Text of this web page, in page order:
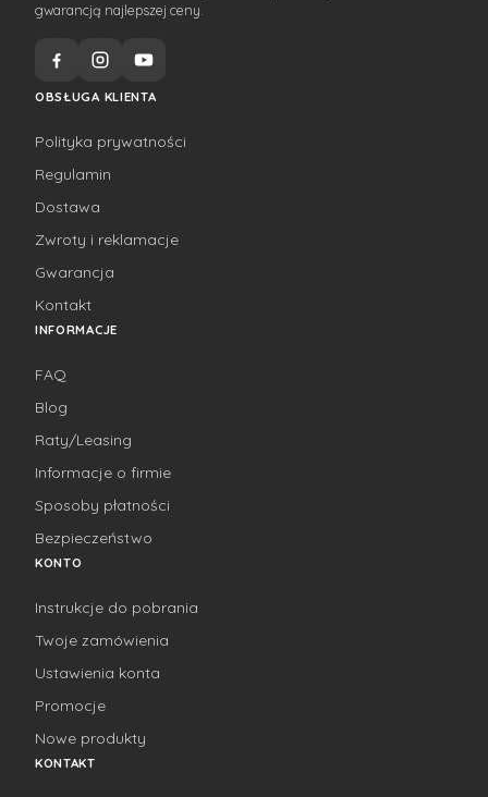
gwarancją najlepszej ceny.
OBSŁUGA KLIENTA
Polityka prywatności
Regulamin
Dostawa
Zwroty i reklamacje
Gwarancja
Kontakt
INFORMACJE
FAQ
Blog
Raty/Leasing
Informacje o firmie
Sposoby płatności
Bezpieczeństwo
KONTO
Instrukcje do pobrania
Twoje zamówienia
Ustawienia konta
Promocje
Nowe produkty
KONTAKT